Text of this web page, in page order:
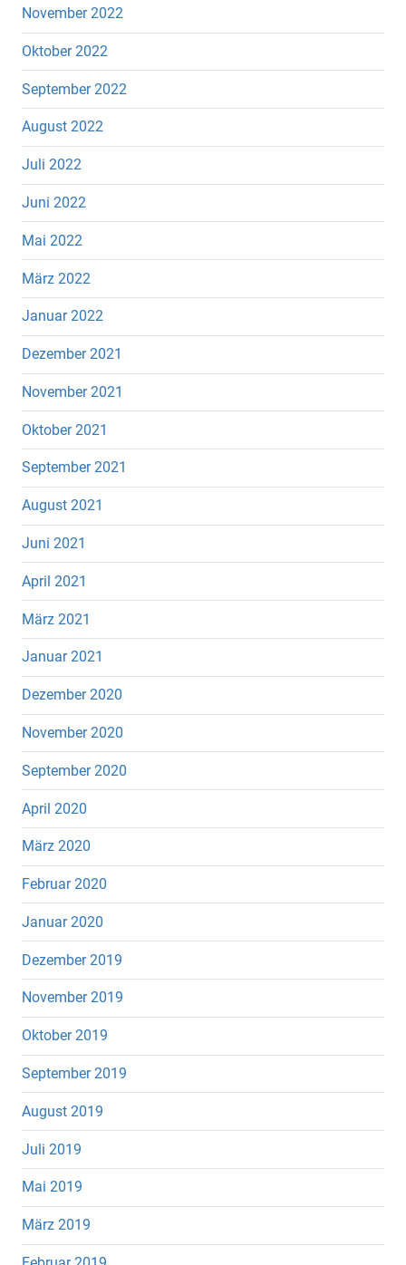
November 2022
Oktober 2022
September 2022
August 2022
Juli 2022
Juni 2022
Mai 2022
März 2022
Januar 2022
Dezember 2021
November 2021
Oktober 2021
September 2021
August 2021
Juni 2021
April 2021
März 2021
Januar 2021
Dezember 2020
November 2020
September 2020
April 2020
März 2020
Februar 2020
Januar 2020
Dezember 2019
November 2019
Oktober 2019
September 2019
August 2019
Juli 2019
Mai 2019
März 2019